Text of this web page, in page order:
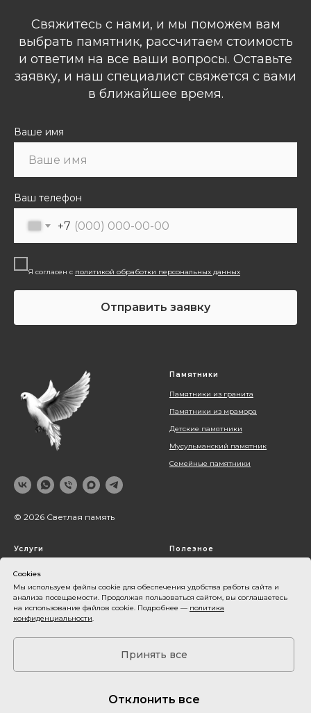
Cookies
Мы используем файлы cookie для обеспечения удобства работы сайта и
анализа посещаемости. Продолжая пользоваться сайтом, вы соглашаетесь
на использование файлов cookie. Подробнее — политика
конфиденциальности.
Принять все
Отклонить все
Свяжитесь с нами, и мы поможем вам
выбрать памятник, рассчитаем стоимость
и ответим на все ваши вопросы. Оставьте
заявку, и наш специалист свяжется с вами
в ближайшее время.
Ваше имя
Ваш телефон
+7
Я согласен с политикой обработки персональных данных
Отправить заявку
© 2026 Светлая память
Памятники
Памятники из гранита
Памятники из мрамора
Детские памятники
Мусульманский памятник
Семейные памятники
Услуги
Оформление памятника
Установка памятника
Полезное
Наши работы
О компании
Акции
Оплата и доставка
Карта сайта